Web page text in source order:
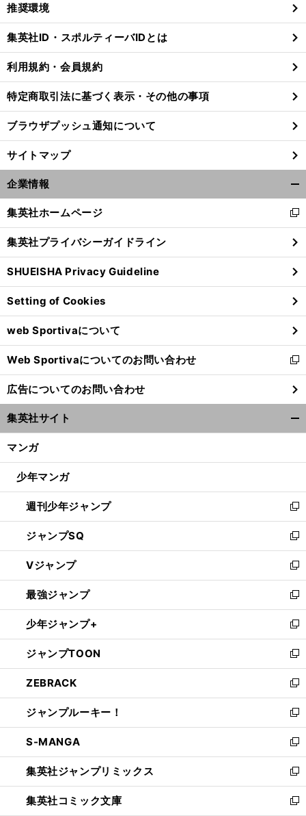
億万長者の口げんかは一般庶民の楽しみの種【
Ｎ
ＢＡ 】
ファイナルはヒートvs .
スパーズ 。
12年ぶりの３連覇なるか ？
閉
る
推奨環境
集英社ID・スポルティーバIDとは
利用規約・会員規約
特定商取引法に基づく表示・その他の事項
ブラウザプッシュ通知について
サイトマップ
企業情報
閉
る
集英社ホームページ
新
し
い
ウ
ィ
ン
ド
ウ
で
開
く
集英社プライバシーガイドライン
SHUEISHA Privacy Guideline
Setting of Cookies
web Sportivaについて
Web Sportivaについてのお問い合わせ
新
し
い
ウ
ィ
ン
ウ
開
く
広告についてのお問い合わせ
集英社サイト
マンガ
少年マンガ
週刊少年ジャンプ
新
し
い
ウ
ィ
ン
ド
ウ
で
開
く
ジャンプSQ
新
し
い
ウ
ィ
ン
ド
ウ
で
開
く
Vジャンプ
新
し
い
ウ
ィ
ン
ド
ウ
で
開
く
最強ジャンプ
新
し
い
ウ
ィ
ン
ド
ウ
で
開
く
少年ジャンプ+
新
し
い
ウ
ィ
ン
ド
ウ
で
開
く
ジャンプTOON
新
し
い
ウ
ィ
ン
ド
ウ
で
開
く
ZEBRACK
新
し
い
ウ
ィ
ン
ド
ウ
で
ジャンプルーキー！
新
し
い
ウ
ィ
ン
ド
S-MANGA
新
し
い
ウ
ィ
集英社ジャンプリミックス
新
し
い
集英社コミック文庫
新